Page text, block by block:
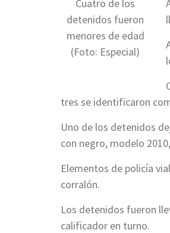
Cuatro de los
detenidos fueron
menores de edad
(Foto: Especial)
tres se identificaron
Uno de los detenidos
con negro, modelo
Elementos de policía
corralón.
Los detenidos fueron
calificador en turno.